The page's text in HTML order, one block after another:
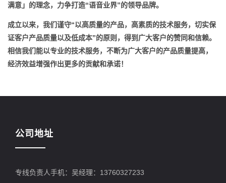
满意」的理念，力争打造“语音业界”的领导品牌。
成立以来，我们谨守“以高质量的产品，高素质的技术服务，切实保
证客户产品质量以及低成本”的原则，得到广大客户的赞同和信赖。
相信我们能以专业的技术服务，不断为广大客户的产品质量提高，
经济效益增强作出更多的贡献和承诺！
公司地址
专线负责人手机：吴经理：13760327233